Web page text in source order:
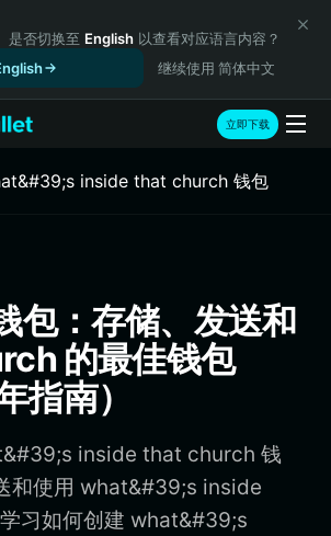
是否切换至 English 以查看对应语言内容？
继续使用 简体中文
立即下载
inside that church 钱包
包：存储、发送和
的最佳钱包
指南）
inside that church 钱
和使用 what&#39;s inside
习如何创建 what&#39;s